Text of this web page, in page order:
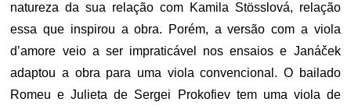
natureza da sua relação com Kamila Stösslová, relação
essa que inspirou a obra. Porém, a versão com a viola
d’amore veio a ser impraticável nos ensaios e Janáček
adaptou a obra para uma viola convencional. O bailado
Romeu e Julieta de Sergei Prokofiev tem uma viola de